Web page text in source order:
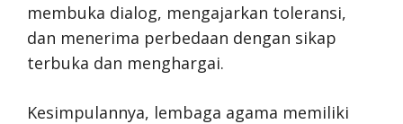
membuka dialog, mengajarkan toleransi,
dan menerima perbedaan dengan sikap
terbuka dan menghargai.
Kesimpulannya, lembaga agama memiliki